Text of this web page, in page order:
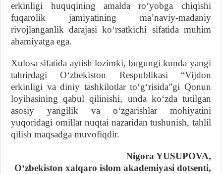
erkinligi huquqining amalda ro‘yobga chiqishi
fuqarolik jamiyatining ma’naviy-madaniy
rivojlanganlik darajasi ko‘rsatkichi sifatida muhim
ahamiyatga ega.
Xulosa sifatida aytish lozimki, bugungi kunda yangi
tahrirdagi O‘zbekiston Respublikasi “Vijdon
erkinligi va diniy tashkilotlar to‘g‘risida”gi Qonun
loyihasining qabul qilinishi, unda ko‘zda tutilgan
asosiy yangilik va o‘zgarishlar mohiyatini
yuqoridagi omillar nuqtai nazaridan tushunish, tahlil
qilish maqsadga muvofiqdir.
Nigora YUSUPOVA,
O‘zbekiston xalqaro islom akademiyasi dotsenti,